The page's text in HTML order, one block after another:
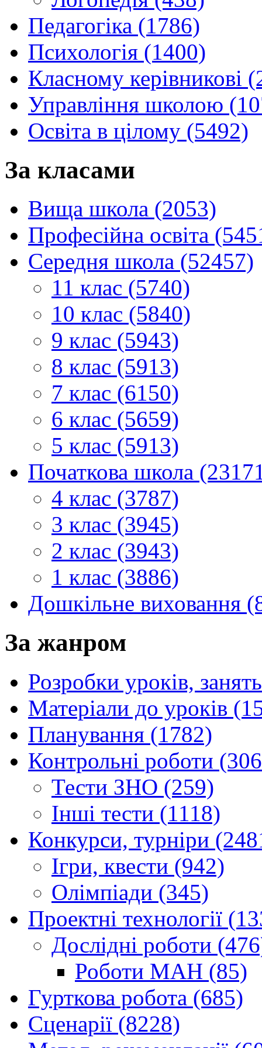
Педагогіка (1786)
Психологія (1400)
Класному керівникові
Управління школою
Освіта в цілому (5492)
За класами
Вища школа (2053)
Професійна освіта
Середня школа (52457)
11 клас (5740)
10 клас (5840)
9 клас (5943)
8 клас (5913)
7 клас (6150)
6 клас (5659)
5 клас (5913)
Початкова школа
4 клас (3787)
3 клас (3945)
2 клас (3943)
1 клас (3886)
Дошкільне виховання
За жанром
Розробки уроків,
Матеріали до уроків
Планування (1782)
Контрольні роботи
Тести ЗНО (259)
Інші тести (1118)
Конкурси, турніри
Ігри, квести (942)
Олімпіади (345)
Проектні технології
Дослідні роботи
Роботи МАН (85)
Гурткова робота (685)
Сценарії (8228)